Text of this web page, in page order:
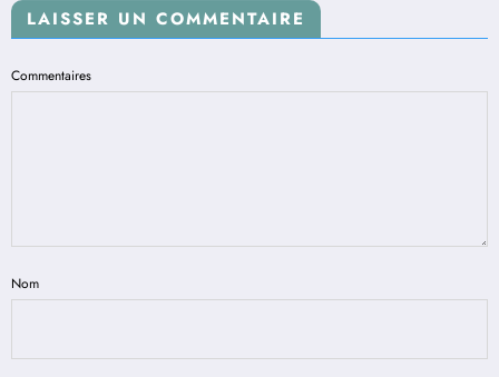
LAISSER UN COMMENTAIRE
Commentaires
Nom